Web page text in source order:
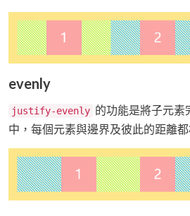
evenly
justify-evenly 的功能是將子元素
中，每個元素與邊界及彼此的距離都